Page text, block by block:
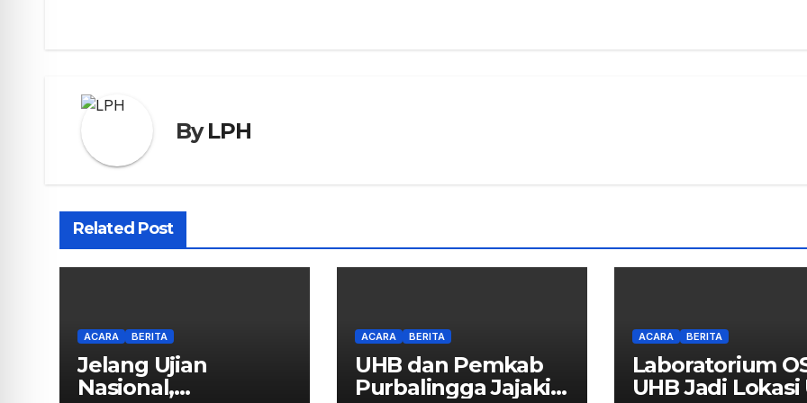
ByLPH
Related Post
ACARA BERITA
Jelang Ujian
Nasional,
ACARA BERITA
UHB dan Pemkab
Purbalingga Jajaki
ACARA BERITA
Laboratorium
UHB Jadi Lokasi